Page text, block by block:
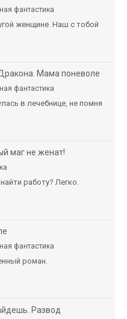
фантастика
женщине. Наш с тобой
Мама поневоле
фантастика
в лечебнице, не помня
маг не женат!
работу? Легко.
фантастика
роман.
Развод